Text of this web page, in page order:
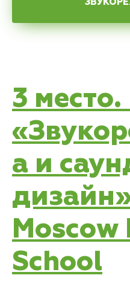
3 место.
а и
Moscow
School